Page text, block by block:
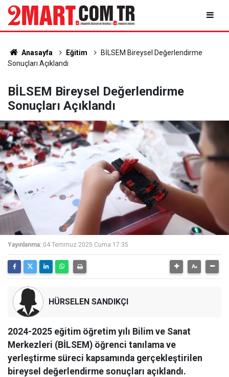
Anasayfa Eğitim
BİLSEM Bireysel Değerlendirme
Sonuçları Açıklandı
BİLSEM Bireysel Değerlendirme
Sonuçları Açıklandı
Yayınlanma: 04 Temmuz 2025 Cuma 17:35
HÜRSELEN SANDIKÇI
2024-2025 eğitim öğretim yılı Bilim ve Sanat
Merkezleri (BİLSEM) öğrenci tanılama ve
yerleştirme süreci kapsamında gerçekleştirilen
bireysel değerlendirme sonuçları açıklandı.